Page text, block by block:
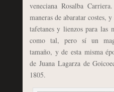
veneciana Rosalba
maneras de abaratar costes,
tafetanes y lienzos para las
como tal, pero sí un
tamaño, y de esta misma
de Juana Lagarza de
1805.